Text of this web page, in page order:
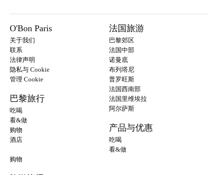
O'Bon Paris
关于我们
联系
法律声明
隐私与 Cookie
管理 Cookie
巴黎旅行
吃喝
看&做
购物
酒店
法国旅游
巴黎郊区
法国中部
诺曼底
布列塔尼
普罗旺斯
法国西南部
法国里维埃拉
阿尔萨斯
产品与优惠
吃喝
看&做
购物